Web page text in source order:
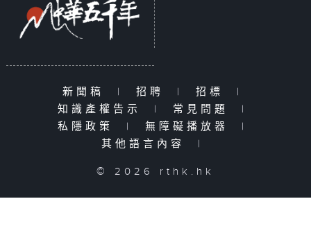
新聞稿 | 招聘 | 招標
|
知識產權告示
| 常見問題
|
私隱政策
| 無障礙播放器
|
其他語言內容
|
© 2026 rthk.hk